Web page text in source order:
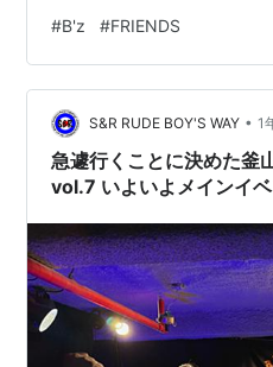
Drums: 田中一光
ルバム「FRIENDS」は4つ
プト…
#B'z #FRIENDS
S&R RUDE BOY'S WAY • 1
急遽行くことに決めた
vol.7 いよいよメインイ